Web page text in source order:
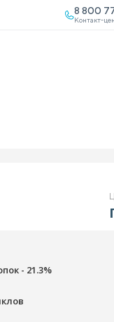
8 800
Контакт-
- 21.3%